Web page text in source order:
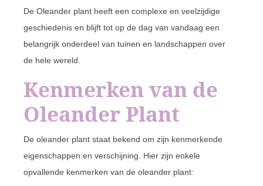
De Oleander plant heeft een complexe en veelzijdige
geschiedenis en blijft tot op de dag van vandaag een
belangrijk onderdeel van tuinen en landschappen over
de hele wereld.
Kenmerken van de
Oleander Plant
De oleander plant staat bekend om zijn kenmerkende
eigenschappen en verschijning. Hier zijn enkele
opvallende kenmerken van de oleander plant: